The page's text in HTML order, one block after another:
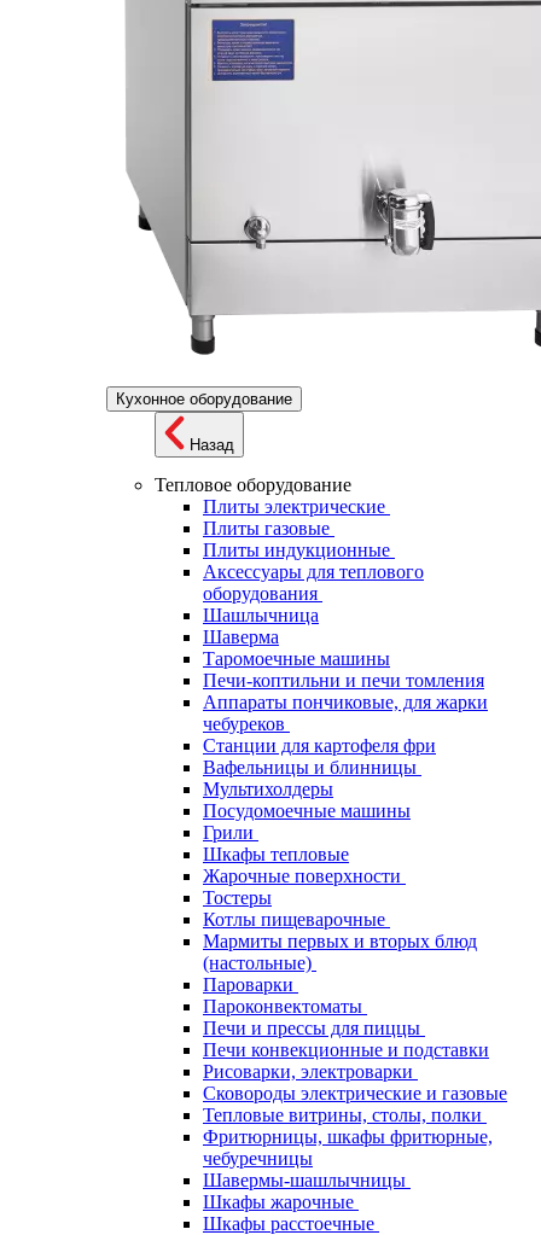
Кухонное оборудование
Назад
Тепловое оборудование
Плиты электрические
Плиты газовые
Плиты индукционные
Аксессуары для теплового
оборудования
Шашлычница
Шаверма
Таромоечные машины
Печи-коптильни и печи томления
Аппараты пончиковые, для жарки
чебуреков
Станции для картофеля фри
Вафельницы и блинницы
Мультихолдеры
Посудомоечные машины
Грили
Шкафы тепловые
Жарочные поверхности
Тостеры
Котлы пищеварочные
Мармиты первых и вторых блюд
(настольные)
Пароварки
Пароконвектоматы
Печи и прессы для пиццы
Печи конвекционные и подставки
Рисоварки, электроварки
Сковороды электрические и газовые
Тепловые витрины, столы, полки
Фритюрницы, шкафы фритюрные,
чебуречницы
Шавермы-шашлычницы
Шкафы жарочные
Шкафы расстоечные